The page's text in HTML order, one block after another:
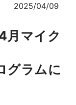
2025/04/09
月マイク
グラムに